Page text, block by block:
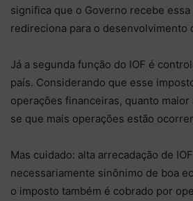
significa que o Governo recebe
redireciona para o desenvolvimento
Já a segunda função do IOF é
país. Considerando que esse
operações financeiras, quanto maior
se que mais operações estão
Mas cuidado: alta arrecadação de
necessariamente sinônimo de boa
o imposto também é cobrado por